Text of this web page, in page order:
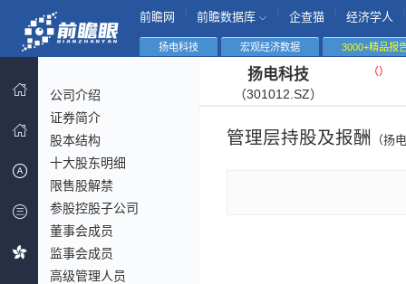
前瞻网 前瞻数据库 企查猫 经济学人
扬电科技 宏观经济数据 3000+精品报
公司介绍
证券简介
股本结构
十大股东明细
限售股解禁
参股控股子公司
董事会成员
监事会成员
高级管理人员
扬电科技
（301012.SZ）
（）
管理层持股及报酬 （扬